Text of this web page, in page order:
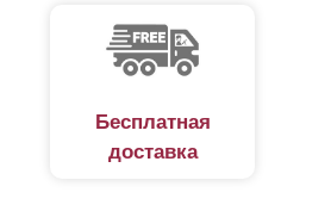
Бесплатная
доставка